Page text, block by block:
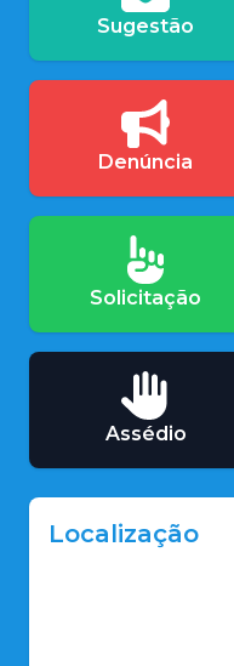
Sugestão
Denúncia
Solicitação
Assédio
Localização